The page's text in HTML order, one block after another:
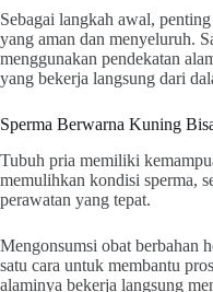
Sebagai langkah awal,
yang aman dan menyeluruh.
menggunakan pendekatan
yang bekerja langsung dari
Sperma Berwarna Kuning
Tubuh pria memiliki
memulihkan kondisi sperma,
perawatan yang tepat.
Mengonsumsi obat berbahan
satu cara untuk membantu
alaminya bekerja langsung